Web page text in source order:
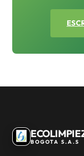
BOGOTA S.A.S